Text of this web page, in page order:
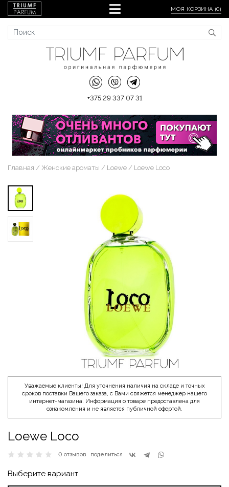
МОЯ КОРЗИНА (0)
+375 29 337 07 31
Главная Женские ароматы Loewe Loewe Loco
Уважаемые клиенты! Для уточнения наличия на складе и точных
сроков поставки Вашего заказа, с Вами свяжется менеджер нашего
интернет-магазина. Информация о товаре предоставлена для
ознакомления и не является публичной офертой.
Loewe Loco
0 отзывов поделиться
Выберите вариант